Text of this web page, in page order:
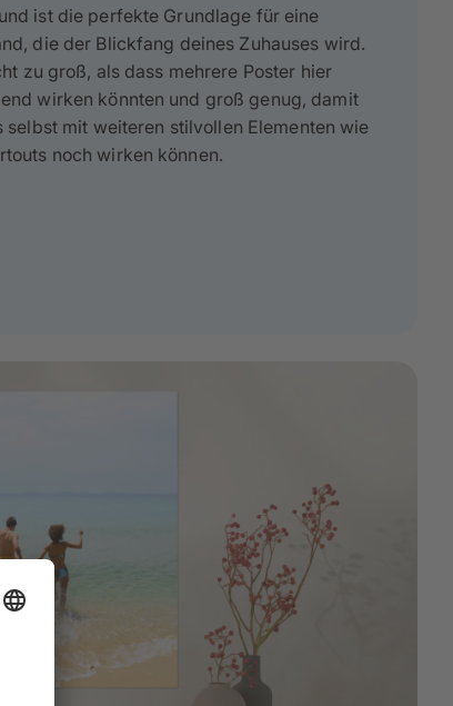
ist die perfekte Grundlage für eine
die der Blickfang deines Zuhauses wird.
zu groß, als dass mehrere Poster hier
wirken könnten und groß genug, damit
selbst mit weiteren stilvollen Elementen wie
noch wirken können.